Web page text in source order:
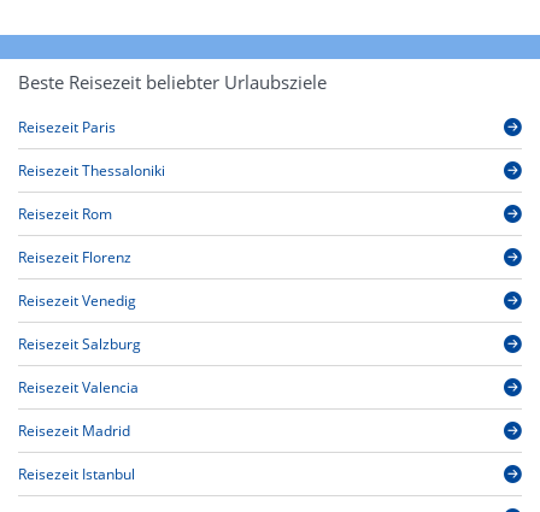
Beste Reisezeit beliebter Urlaubsziele
Reisezeit Paris
Reisezeit Thessaloniki
Reisezeit Rom
Reisezeit Florenz
Reisezeit Venedig
Reisezeit Salzburg
Reisezeit Valencia
Reisezeit Madrid
Reisezeit Istanbul